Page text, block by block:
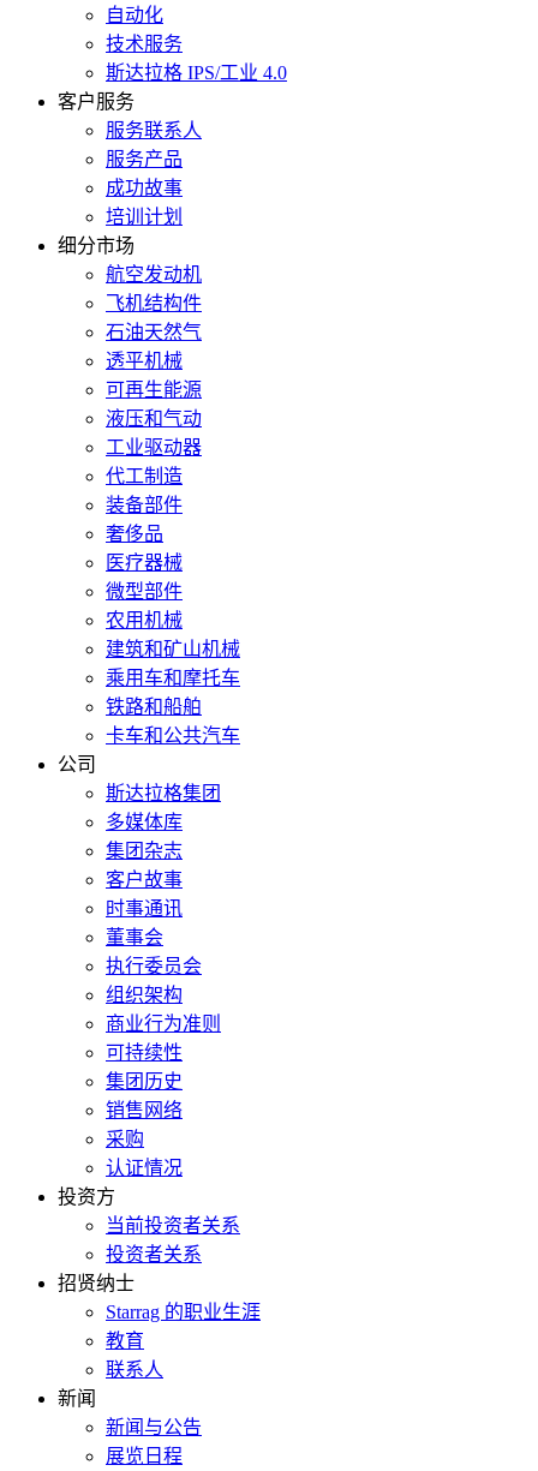
自动化
技术服务
斯达拉格 IPS/工业 4.0
客户服务
服务联系人
服务产品
成功故事
培训计划
细分市场
航空发动机
飞机结构件
石油天然气
透平机械
可再生能源
液压和气动
工业驱动器
代工制造
装备部件
奢侈品
医疗器械
微型部件
农用机械
建筑和矿山机械
乘用车和摩托车
铁路和船舶
卡车和公共汽车
公司
斯达拉格集团
多媒体库
集团杂志
客户故事
时事通讯
董事会
执行委员会
组织架构
商业行为准则
可持续性
集团历史
销售网络
采购
认证情况
投资方
当前投资者关系
投资者关系
招贤纳士
Starrag 的职业生涯
教育
联系人
新闻
新闻与公告
展览日程